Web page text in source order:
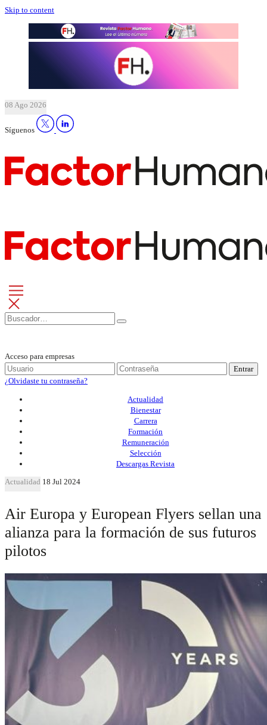
Skip to content
08 Ago 2026
Síguenos
Acceso para empresas
Entrar
¿Olvidaste tu contraseña?
Actualidad
Bienestar
Carrera
Formación
Remuneración
Selección
Descargas Revista
Actualidad 18 Jul 2024
Air Europa y European Flyers sellan una
alianza para la formación de sus futuros
pilotos